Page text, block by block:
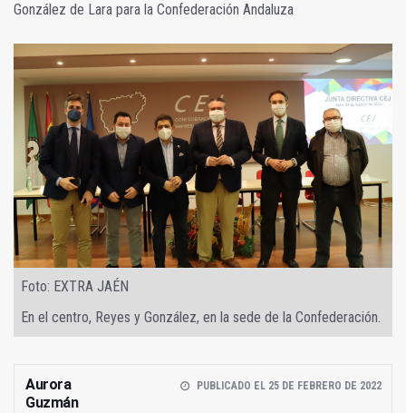
González de Lara para la Confederación Andaluza
Foto: EXTRA JAÉN
En el centro, Reyes y González, en la sede de la Confederación.
Aurora
Guzmán
PUBLICADO EL 25 DE FEBRERO DE 2022